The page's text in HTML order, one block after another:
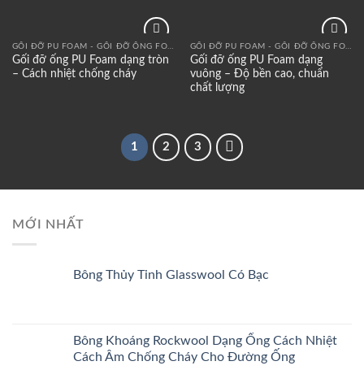
Add to
wishlist
GỐI ĐỠ PU FOAM - GỐI ĐỠ ỐNG FOAM CÁCH NHIỆT
Gối đỡ ống PU Foam dạng tròn
– Cách nhiệt chống cháy
wishlist
GỐI ĐỠ PU FOAM - GỐI ĐỠ ỐNG FOAM CÁCH NHIỆT
Gối đỡ ống PU Foam dạng
vuông – Độ bền cao, chuẩn
chất lượng
1 2 3
MỚI NHẤT
Bông Thủy Tinh Glasswool Có Bạc
Bông Khoáng Rockwool Dạng Ống Cách Nhiệt
Cách Âm Chống Cháy Cho Đường Ống